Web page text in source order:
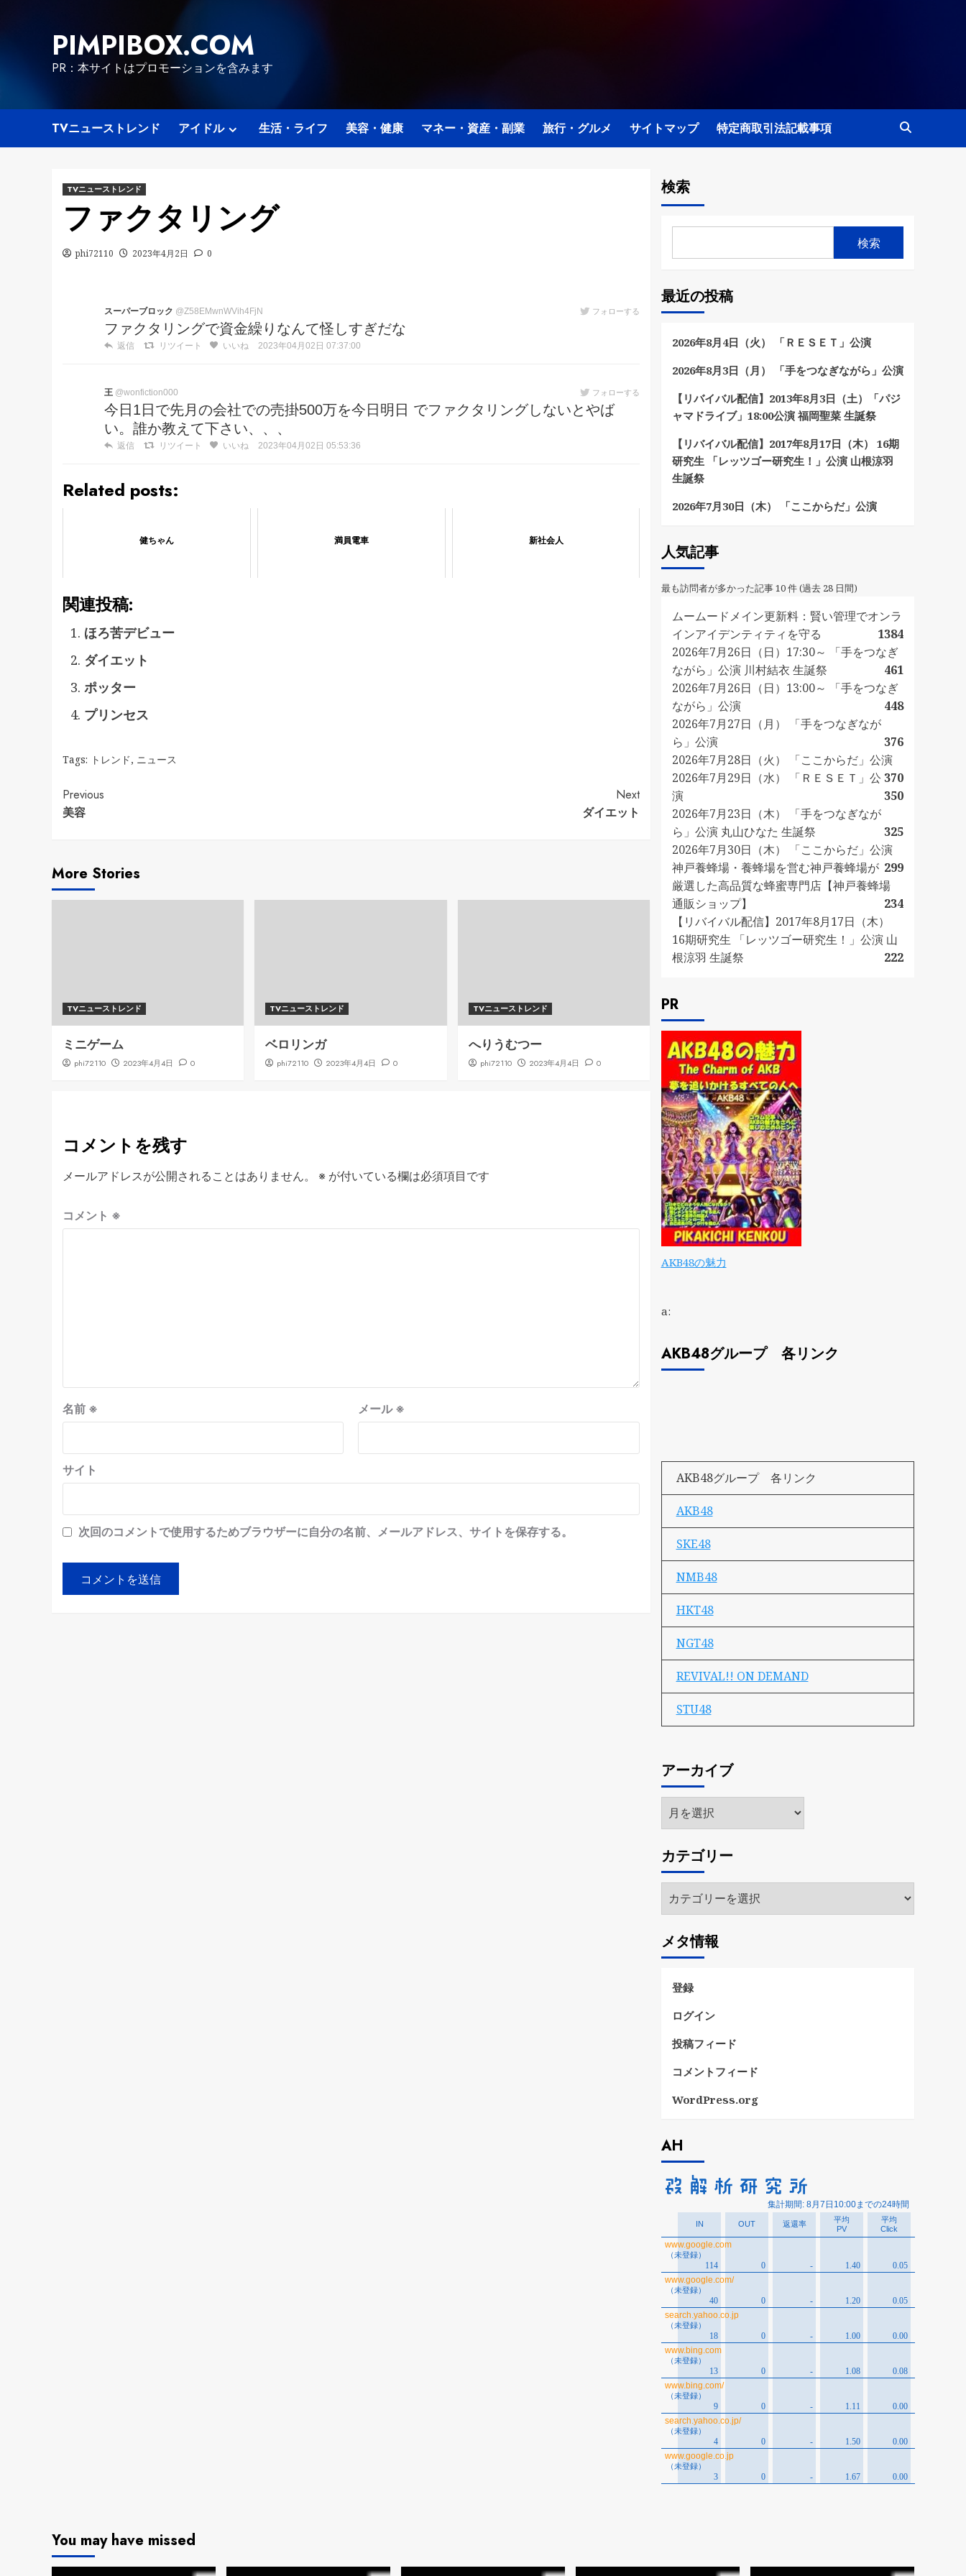
PIMPIBOX.COM
PR：本サイトはプロモーションを含みます
TVニューストレンド アイドル 生活・ライフ 美容・健康 マネー・資産・副業 旅行・グルメ サイトマップ 特定商取引法記載事項
TVニューストレンド
ファクタリング
phi72110 2023年4月2日 0
スーパーブロック @Z58EMwnWVih4FjN フォローする
ファクタリングで資金繰りなんて怪しすぎだな
返信 リツイート いいね 2023年04月02日 07:37:00
王 @wonfiction000 フォローする
今日1日で先月の会社での売掛500万を今日明日 でファクタリングしないとやば
い。誰か教えて下さい、、、
返信 リツイート いいね 2023年04月02日 05:53:36
Related posts:
健ちゃん 満員電車 新社会人
関連投稿:
ほろ苦デビュー
ダイエット
ポッター
プリンセス
Tags: トレンド, ニュース
Continue
Reading
Previous
美容
Next
ダイエット
More Stories
TVニューストレンド
ミニゲーム
phi72110 2023年4月4日 0
TVニューストレンド
ベロリンガ
phi72110 2023年4月4日 0
TVニューストレンド
へりうむつー
phi72110 2023年4月4日 0
コメントを残す
メールアドレスが公開されることはありません。 ※ が付いている欄は必須項目です
コメント ※
名前 ※ メール※
サイト
次回のコメントで使用するためブラウザーに自分の名前、メールアドレス、サイトを保存する。
検索
検索
最近の投稿
2026年8月4日（火） 「ＲＥＳＥＴ」公演
2026年8月3日（月） 「手をつなぎながら」公演
【リバイバル配信】2013年8月3日（土）「パジ
ャマドライブ」18:00公演 福岡聖菜 生誕祭
【リバイバル配信】2017年8月17日（木） 16期
研究生 「レッツゴー研究生！」公演 山根涼羽
生誕祭
2026年7月30日（木） 「ここからだ」公演
人気記事
最も訪問者が多かった記事 10 件 (過去 28 日間)
ムームードメイン更新料：賢い管理でオンラ
インアイデンティティを守る
1384
2026年7月26日（日）17:30～ 「手をつなぎ
ながら」公演 川村結衣 生誕祭
461
2026年7月26日（日）13:00～ 「手をつなぎ
ながら」公演
448
2026年7月27日（月） 「手をつなぎなが
ら」公演
376
2026年7月28日（火） 「ここからだ」公演
370
2026年7月29日（水） 「ＲＥＳＥＴ」公
演
350
2026年7月23日（木） 「手をつなぎなが
ら」公演 丸山ひなた 生誕祭
325
2026年7月30日（木） 「ここからだ」公演
299
神戸養蜂場・養蜂場を営む神戸養蜂場が
厳選した高品質な蜂蜜専門店【神戸養蜂場
通販ショップ】
234
【リバイバル配信】2017年8月17日（木）
16期研究生 「レッツゴー研究生！」公演 山
根涼羽 生誕祭
222
PR
AKB48の魅力
a:
AKB48グループ 各リンク
AKB48グループ 各リンク
AKB48
SKE48
NMB48
HKT48
NGT48
REVIVAL!! ON DEMAND
STU48
アーカイブ
ア
ー
イ
ブ
カテゴリー
テ
リ
ー
メタ情報
登録
ログイン
投稿フィード
コメントフィード
WordPress.org
AH
You may have missed